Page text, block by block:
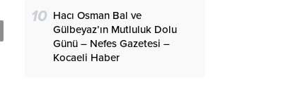
10 Hacı Osman Bal ve
Gülbeyaz’ın Mutluluk Dolu
Günü – Nefes Gazetesi –
Kocaeli Haber